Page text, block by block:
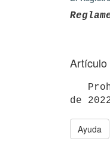
Artículo
Ayuda